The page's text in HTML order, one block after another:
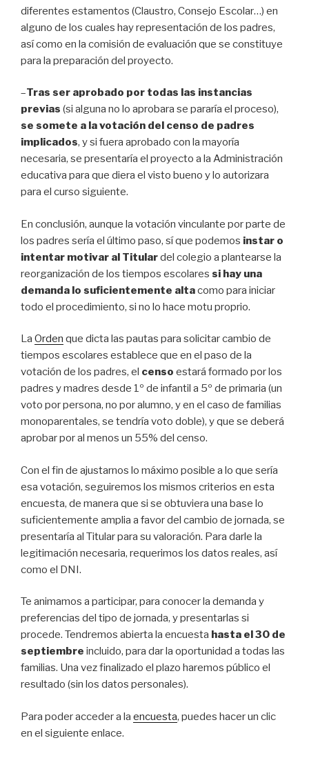
diferentes estamentos (Claustro, Consejo Escolar…) en
alguno de los cuales hay representación de los padres,
así como en la comisión de evaluación que se constituye
para la preparación del proyecto.
–Tras ser aprobado por todas las instancias
previas (si alguna no lo aprobara se pararía el proceso),
se somete a la votación del censo de padres
implicados, y si fuera aprobado con la mayoría
necesaria, se presentaría el proyecto a la Administración
educativa para que diera el visto bueno y lo autorizara
para el curso siguiente.
En conclusión, aunque la votación vinculante por parte de
los padres sería el último paso, sí que podemos instar o
intentar motivar al Titulardel colegio a plantearse la
reorganización de los tiempos escolares si hay una
demanda lo suficientemente altacomo para iniciar
todo el procedimiento, si no lo hace motu proprio.
La Orden que dicta las pautas para solicitar cambio de
tiempos escolares establece que en el paso de la
votación de los padres, el censo estará formado por los
padres y madres desde 1º de infantil a 5º de primaria (un
voto por persona, no por alumno, y en el caso de familias
monoparentales, se tendría voto doble), y que se deberá
aprobar por al menos un 55% del censo.
Con el fin de ajustarnos lo máximo posible a lo que sería
esa votación, seguiremos los mismos criterios en esta
encuesta, de manera que si se obtuviera una base lo
suficientemente amplia a favor del cambio de jornada, se
presentaría al Titular para su valoración. Para darle la
legitimación necesaria, requerimos los datos reales, así
como el DNI.
Te animamos a participar, para conocer la demanda y
preferencias del tipo de jornada, y presentarlas si
procede. Tendremos abierta la encuesta hasta el 30 de
septiembre incluido, para dar la oportunidad a todas las
familias. Una vez finalizado el plazo haremos público el
resultado (sin los datos personales).
Para poder acceder a la encuesta, puedes hacer un clic
en el siguiente enlace.